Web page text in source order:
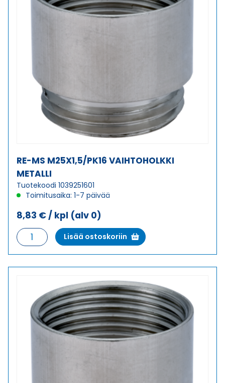
RE-MS M25X1,5/PK16 VAIHTOHOLKKI
METALLI
Tuotekoodi 1039251601
Toimitusaika: 1-7 päivää
8,83 € / kpl (alv 0)
RE-
MS
M25X1,5/PK16
Lisää ostoskoriin